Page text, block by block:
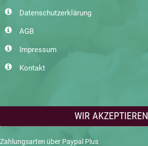
Datenschutzerklärung
AGB
Impressum
Kontakt
WIR AKZEPTIEREN
Zahlungsarten über Paypal Plus